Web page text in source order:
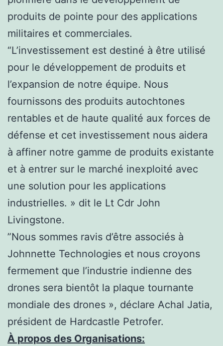
produits de pointe pour des applications
militaires et commerciales.
“L’investissement est destiné à être utilisé
pour le développement de produits et
l’expansion de notre équipe. Nous
fournissons des produits autochtones
rentables et de haute qualité aux forces de
défense et cet investissement nous aidera
à affiner notre gamme de produits existante
et à entrer sur le marché inexploité avec
une solution pour les applications
industrielles. » dit le Lt Cdr John
Livingstone.
”Nous sommes ravis d’être associés à
Johnnette Technologies et nous croyons
fermement que l’industrie indienne des
drones sera bientôt la plaque tournante
mondiale des drones », déclare Achal Jatia,
président de Hardcastle Petrofer.
À propos des Organisations: